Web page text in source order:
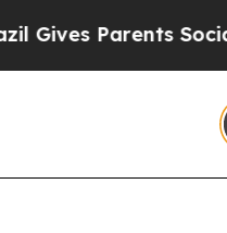
Parents Social